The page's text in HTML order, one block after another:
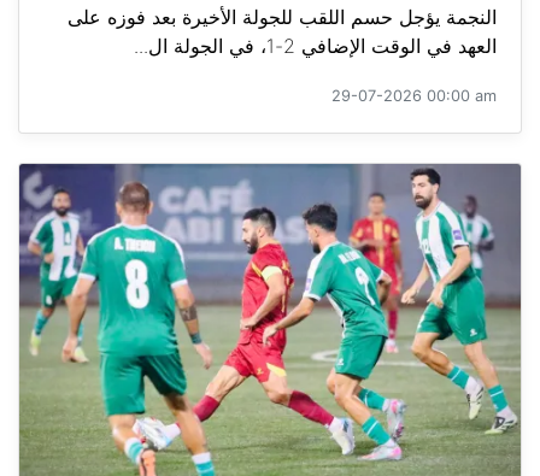
النجمة يؤجل حسم اللقب للجولة الأخيرة بعد فوزه على
العهد في الوقت الإضافي 2-1، في الجولة ال...
29-07-2026 00:00 am